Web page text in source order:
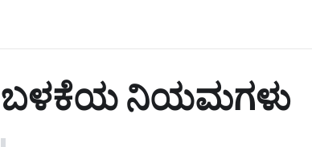
ಬಳಕೆಯ ನಿಯಮಗಳು